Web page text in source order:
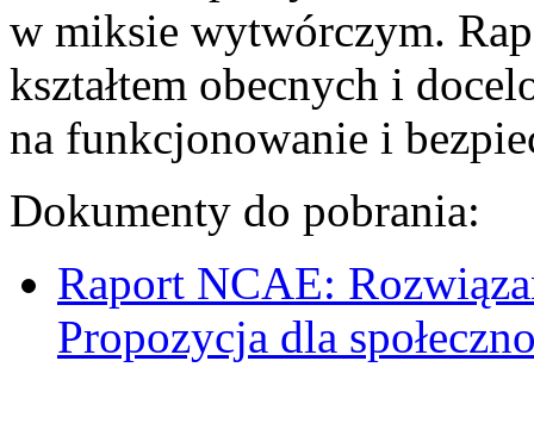
w miksie wytwórczym.
kształtem obecnych i
na funkcjonowanie i
Dokumenty do pobrania:
Raport NCAE:
Propozycja dla